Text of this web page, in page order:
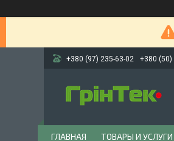
+380 (97) 235-63-02 +380 (50)
ГЛАВНАЯ ТОВАРЫ И УСЛУГИ